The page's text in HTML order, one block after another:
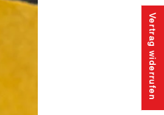
Vertrag widerrufen